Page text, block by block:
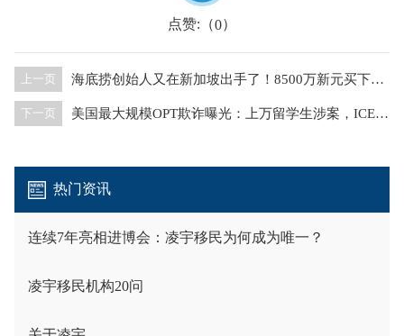
点赞:（0）
上一页 海底捞创始人又在新加坡出手了！8500万新元买下第二栋优质洋房
下一页 美国最大规模OPT欺诈曝光：上万留学生涉案，ICE称“这只是冰山一角”
热门资讯
连续7年亮相进博会：凌宇移民为何成为唯一？
凌宇移民机构20问